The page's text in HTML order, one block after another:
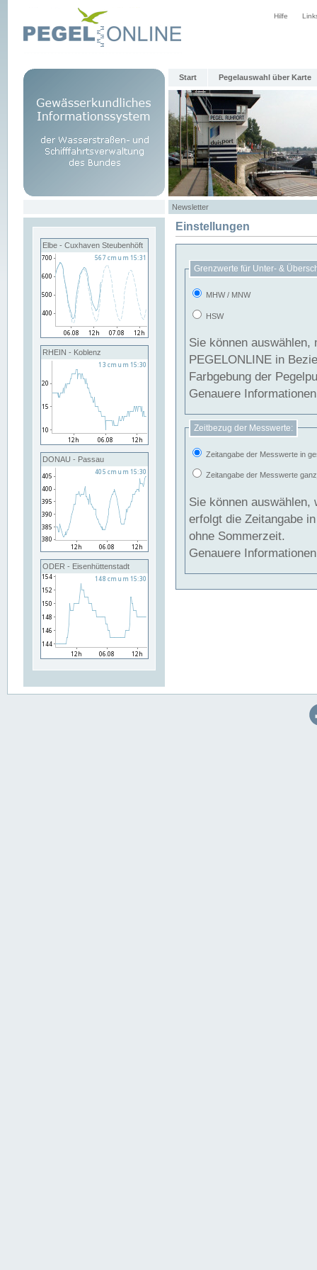
Hilfe
Start Pegelauswahl über Karte
Newsletter
Elbe - Cuxhaven Steubenhöft
RHEIN - Koblenz
DONAU - Passau
ODER - Eisenhüttenstadt
Einstellungen
Grenzwerte für Unter- &
MHW / MNW
HSW
Sie können
PEGELONLINE in Beziehung
Farbgebung der
Genauere
Zeitbezug der Messwerte:
Zeitangabe der Messwerte in
Zeitangabe der Messwerte
Sie können auswählen,
erfolgt die Zeitangabe
ohne Sommerzeit.
Genauere